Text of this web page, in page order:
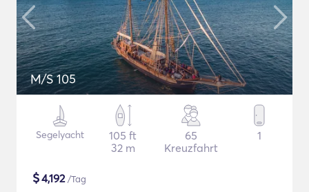
M/S 105
Segelyacht
105 ft
32 m
65
Kreuzfahrt
1
$4,192/Tag